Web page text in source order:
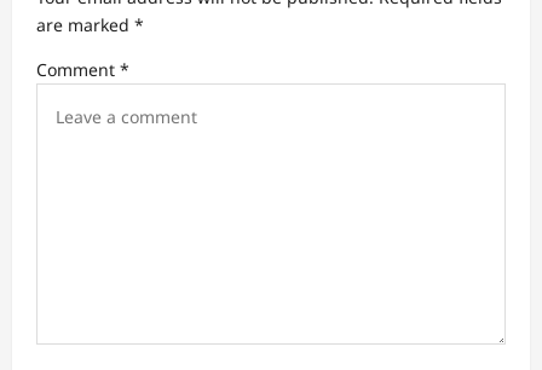
t
i
are marked *
Comment *